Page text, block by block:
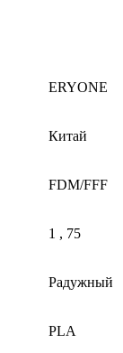
ERYONE
Китай
FDM/FFF
1 , 75
Радужный
PLA